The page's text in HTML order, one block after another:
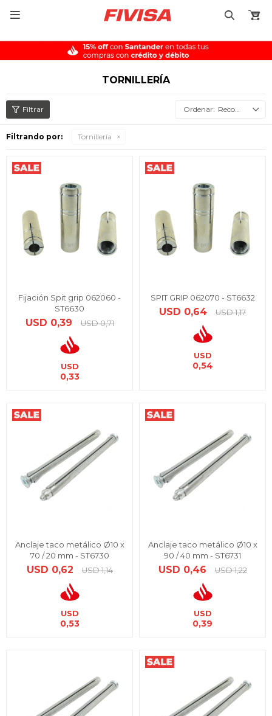

TORNILLERÍA
Recomendados
Filtrando por: Tornillería
Fijación Spit grip 062060 -
ST6630
USD 0,39 USD 0,71
USD
0,33
SPIT GRIP 062070 - ST6632
USD 0,64 USD 1,17
USD
0,54
Anclaje taco metálico Ø10 x
70 / 20 mm - ST6730
USD 0,62 USD 1,14
USD
0,53
Anclaje taco metálico Ø10 x
90 / 40 mm - ST6731
USD 0,46 USD 1,22
USD
0,39